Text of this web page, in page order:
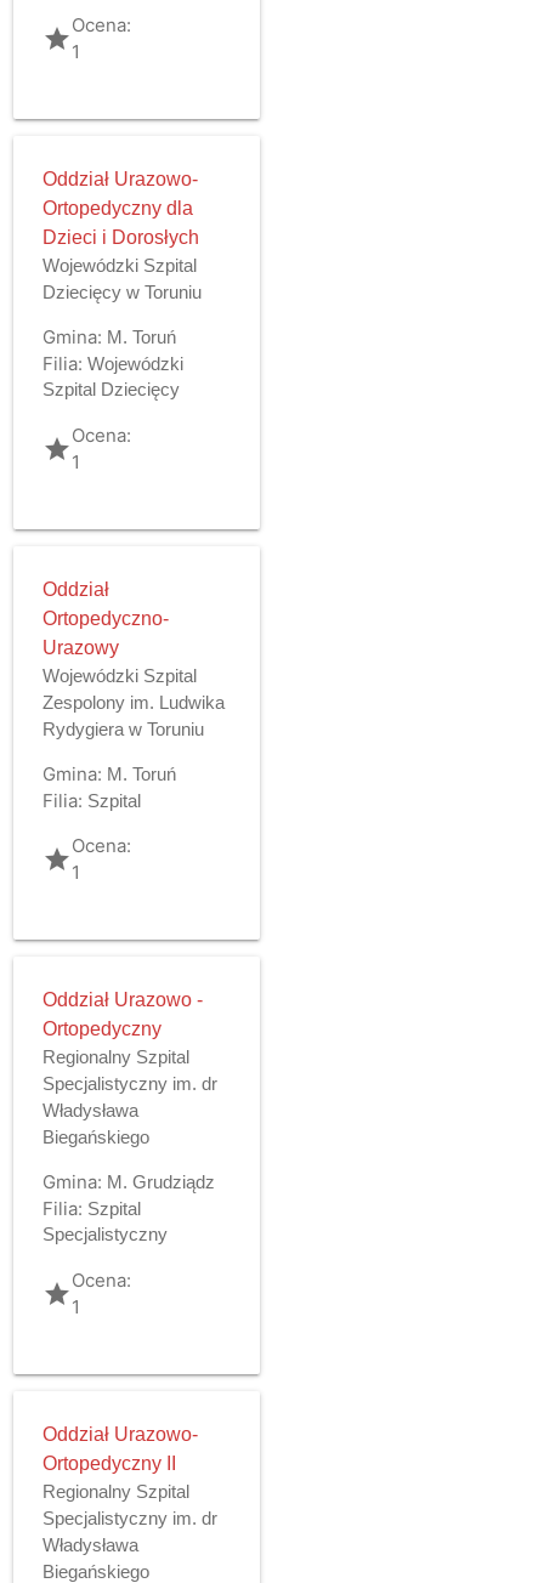
gradeOcena:
1
Oddział Urazowo-
Ortopedyczny dla
Dzieci i Dorosłych
Wojewódzki Szpital
Dziecięcy w Toruniu
Gmina: M. Toruń
Filia: Wojewódzki
Szpital Dziecięcy
gradeOcena:
1
Oddział
Ortopedyczno-
Urazowy
Wojewódzki Szpital
Zespolony im. Ludwika
Rydygiera w Toruniu
Gmina: M. Toruń
Filia: Szpital
gradeOcena:
1
Oddział Urazowo -
Ortopedyczny
Regionalny Szpital
Specjalistyczny im. dr
Władysława
Biegańskiego
Gmina: M. Grudziądz
Filia: Szpital
Specjalistyczny
gradeOcena:
1
Oddział Urazowo-
Ortopedyczny II
Regionalny Szpital
Specjalistyczny im. dr
Władysława
Biegańskiego